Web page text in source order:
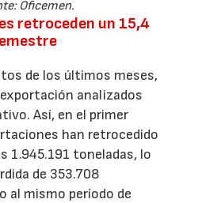
Oficemen.
retroceden un 15,4
de los últimos meses,
analizados
Así, en el primer
han retrocedido
1.945.191 toneladas, lo
de 353.708
al mismo período de